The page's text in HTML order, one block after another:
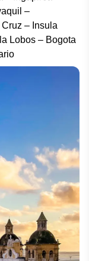
–
– Insula
Lobos – Bogota